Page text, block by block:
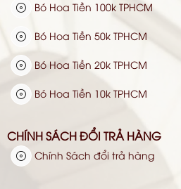
Bó Hoa Tiền 100k TPHCM
Bó Hoa Tiền 50k TPHCM
Bó Hoa Tiền 20k TPHCM
Bó Hoa Tiền 10k TPHCM
CHÍNH SÁCH ĐỔI TRẢ HÀNG
Chính Sách đổi trả hàng